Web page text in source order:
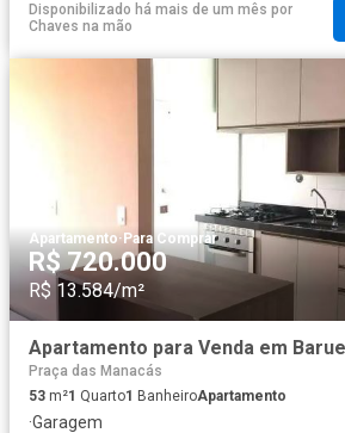
Disponibilizado há mais de um mês por
Chaves na mão
Apartamento· Para Comprar
R$ 720.000
R$ 13.584/m²
Praça das Manacás
53 m²1 Quarto1 BanheiroApartamento
·Garagem